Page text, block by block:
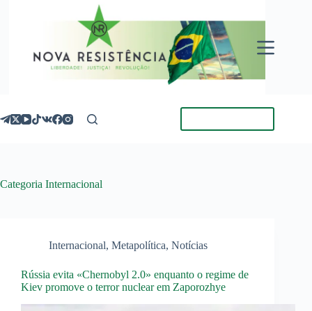
Categoria Internacional
Internacional, Metapolítica, Notícias
Rússia evita «Chernobyl 2.0» enquanto o regime de
Kiev promove o terror nuclear em Zaporozhye